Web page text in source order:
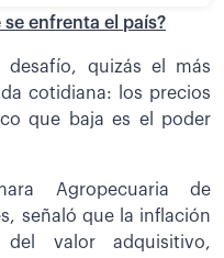
enfrenta el país?
desafío, quizás el más
cotidiana: los precios
que baja es el poder
Agropecuaria de
señaló que la inflación
valor adquisitivo,